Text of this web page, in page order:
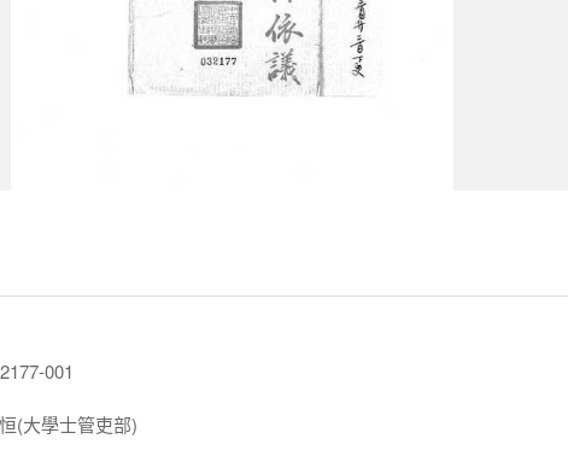
001
(大學士管吏部)